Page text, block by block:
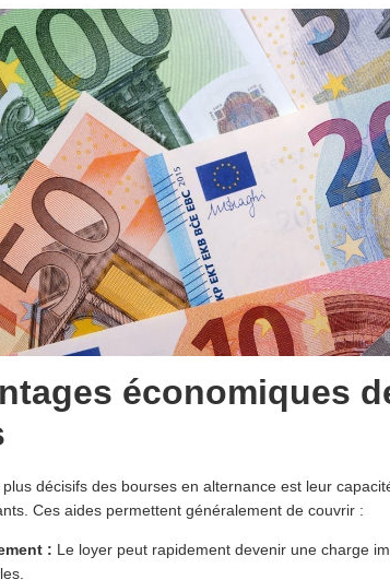
économiques
décisifs des bourses en alternance est leur
Ces aides permettent généralement de couvrir :
: Le loyer peut rapidement devenir une charge